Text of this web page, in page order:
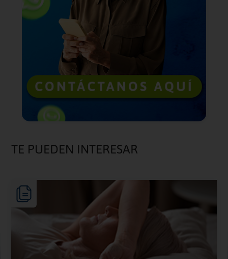
TE PUEDEN INTERESAR